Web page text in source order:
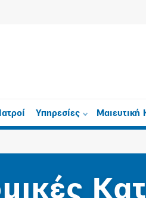
Ιατροί Υπηρεσίες Μαιευτική